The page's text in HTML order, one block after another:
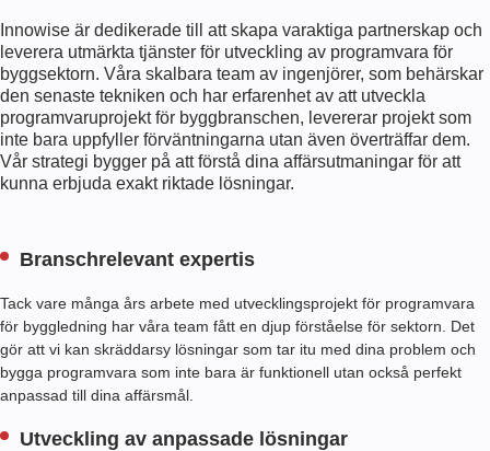
O
F
T
W
A
R
E
F
T
E
C
O
N
S
R
Innowise är dedikerade till att skapa varaktiga partnerskap och
leverera utmärkta tjänster för utveckling av programvara för
byggsektorn. Våra skalbara team av ingenjörer, som behärskar
den senaste tekniken och har erfarenhet av att utveckla
programvaruprojekt för byggbranschen, levererar projekt som
inte bara uppfyller förväntningarna utan även överträffar dem.
Vår strategi bygger på att förstå dina affärsutmaningar för att
kunna erbjuda exakt riktade lösningar.
Branschrelevant expertis
Tack vare många års arbete med utvecklingsprojekt för programvara
för byggledning har våra team fått en djup förståelse för sektorn. Det
gör att vi kan skräddarsy lösningar som tar itu med dina problem och
bygga programvara som inte bara är funktionell utan också perfekt
anpassad till dina affärsmål.
Utveckling av anpassade lösningar